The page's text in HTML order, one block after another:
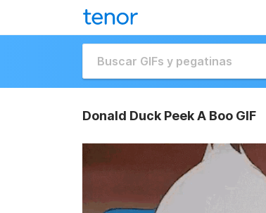
Donald Duck Peek A Boo GIF